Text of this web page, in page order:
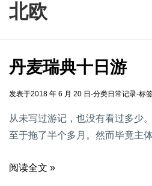
北欧
丹麦瑞典十日游
发表于2018 年 6 月 20 日 -分类日常记录-标
从未写过游记，也没有看过多少
至于拖了半个多月。然而毕竟主
阅读全文 »